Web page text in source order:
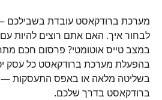
מערכת ברודקאסט עובדת בשבילכם
לבחור איך. האם אתם רוצים להיות עם
במצב טייס אוטומטי? פרסום חכם
בהפעלת מערכת ברודקאסט כל עסק
בשליטה מלאה או באפס התעסקות —
ברודקאסט בדרך שלכם.